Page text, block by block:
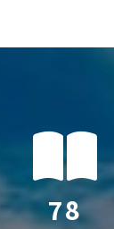
119